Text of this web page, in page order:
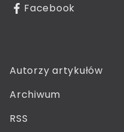
Facebook
Autorzy artykułów
Archiwum
RSS